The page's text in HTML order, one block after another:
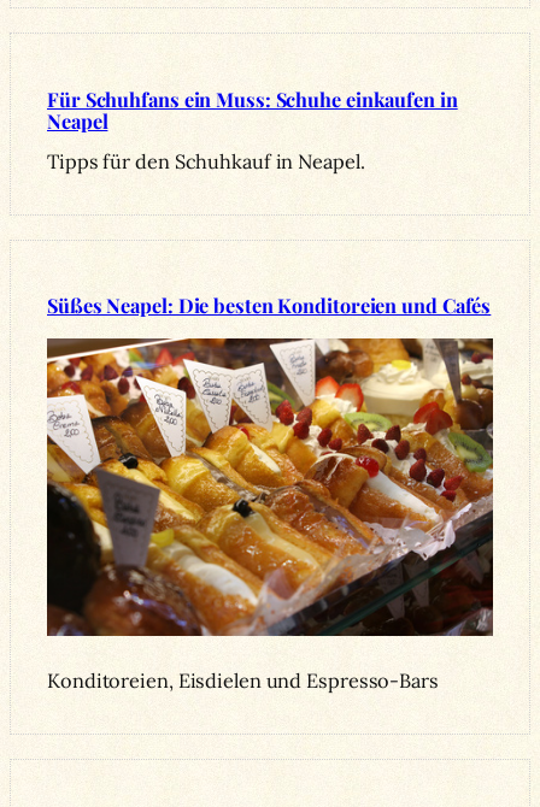
Für Schuhfans ein Muss: Schuhe einkaufen in
Neapel
Tipps für den Schuhkauf in Neapel.
Süßes Neapel: Die besten Konditoreien und Cafés
Konditoreien, Eisdielen und Espresso-Bars